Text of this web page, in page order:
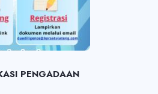
PENGADAAN